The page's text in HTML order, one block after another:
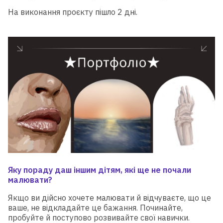
На виконання проєкту пішло 2 дні.
Яку пораду даш іншим дітям, які ще не почали
малювати?
Якщо ви дійсно хочете малювати й відчуваєте, що це
ваше, не відкладайте це бажання. Починайте,
пробуйте й поступово розвивайте свої навички.